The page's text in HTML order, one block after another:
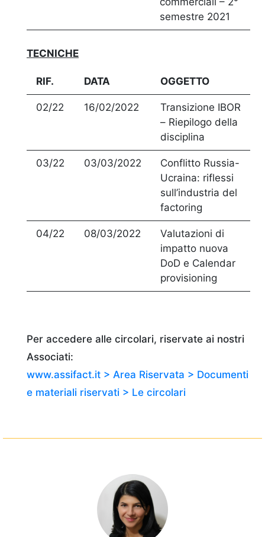
semestre 2021
TECNICHE
RIF. DATA OGGETTO
02/22 16/02/2022
Transizione IBOR
– Riepilogo della
disciplina
03/22 03/03/2022
Conflitto Russia-
Ucraina: riflessi
sull’industria del
factoring
04/22 08/03/2022
Valutazioni di
impatto nuova
DoD e Calendar
provisioning
Per accedere alle circolari, riservate ai nostri
Associati:
www.assifact.it > Area Riservata > Documenti
e materiali riservati > Le circolari